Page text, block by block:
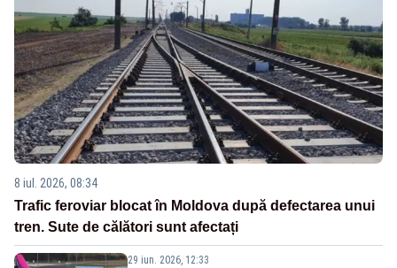
8 iul. 2026, 08:34
Trafic feroviar blocat în Moldova după defectarea unui
tren. Sute de călători sunt afectați
29 iun. 2026, 12:33